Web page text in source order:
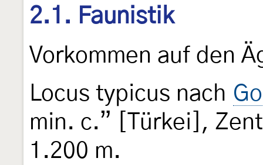
2.1. Faunistik
Vorkommen auf den
Locus typicus nach
min. c.” [Türkei],
1.200 m.